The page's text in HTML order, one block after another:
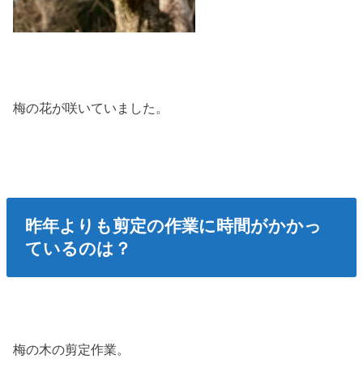
梅の花が咲いていました。
昨年よりも剪定の作業に時間がかかっ
ているのは？
梅の木の剪定作業。